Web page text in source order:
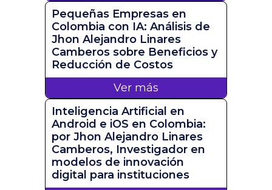
Pequeñas Empresas en
Colombia con IA: Análisis de
Jhon Alejandro Linares
Camberos sobre Beneficios y
Reducción de Costos
Ver más
Inteligencia Artificial en
Android e iOS en Colombia:
por Jhon Alejandro Linares
Camberos, Investigador en
modelos de innovación
digital para instituciones